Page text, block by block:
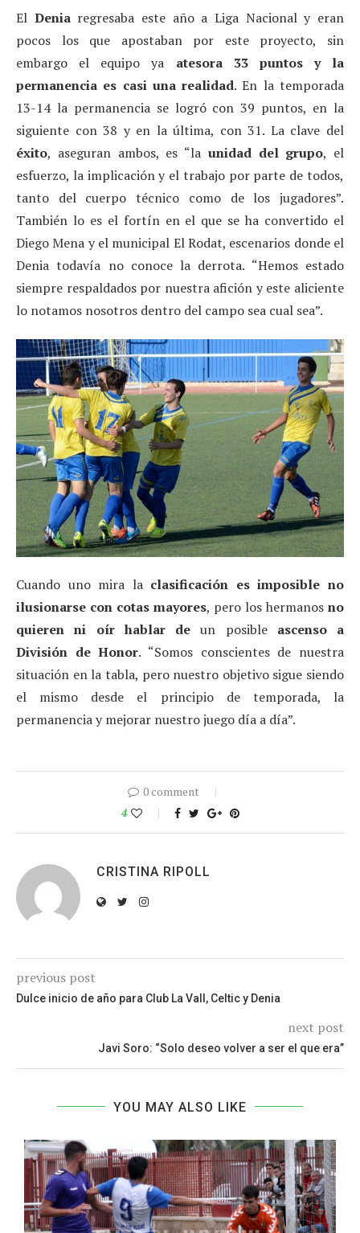
El Deniaregresaba este año a Liga Nacional y eran
pocos los que apostaban por este proyecto, sin
embargo el equipo ya atesora 33 puntos y la
permanencia es casi una realidad. En la temporada
13-14 la permanencia se logró con 39 puntos, en la
siguiente con 38 y en la última, con 31. La clave del
éxito, aseguran ambos, es “la unidad del grupo, el
esfuerzo, la implicación y el trabajo por parte de todos,
tanto del cuerpo técnico como de los jugadores”.
También lo es el fortín en el que se ha convertido el
Diego Mena y el municipal El Rodat, escenarios donde el
Denia todavía no conoce la derrota. “Hemos estado
siempre respaldados por nuestra afición y este aliciente
lo notamos nosotros dentro del campo sea cual sea”.
Cuando uno mira la clasificación es imposible no
ilusionarse con cotas mayores, pero los hermanos no
quieren ni oír hablar deun posibleascenso a
División de Honor. “Somos conscientes de nuestra
situación en la tabla, pero nuestro objetivo sigue siendo
el mismo desde el principio de temporada, la
permanencia y mejorar nuestro juego día a día”.
0 comment
4
CRISTINA RIPOLL
previous post
Dulce inicio de año para Club La Vall, Celtic y Denia
next post
Javi Soro: “Solo deseo volver a ser el que era”
YOU MAY ALSO LIKE